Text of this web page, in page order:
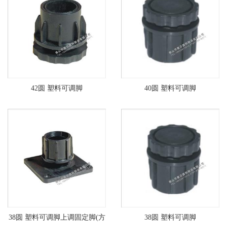
42圆 塑料可调脚 40圆 塑料可调脚
38圆 塑料可调脚上调固定脚(方 38圆 塑料可调脚